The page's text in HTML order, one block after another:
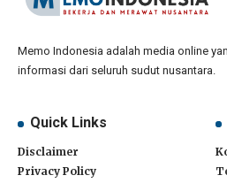
Memo Indonesia adalah media online
informasi dari seluruh sudut nusantara.
Quick Links
Disclaimer
Privacy Policy